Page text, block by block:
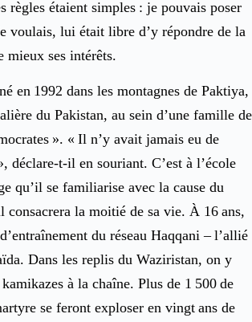
règles étaient simples : je pouvais poser
voulais, lui était libre d’y répondre de la
mieux ses intérêts.
en 1992 dans les montagnes de ­Paktiya,
du Pakistan, au sein d’une famille de
». « Il n’y avait jamais eu de
déclare-t-il en souriant. C’est à l’école
qu’il se familiarise avec la cause du
la moitié de sa vie. À 16 ans,
du réseau Haqqani – l’allié
Dans les replis du Waziristan, on y
à la chaîne. Plus de 1 500 de
se feront exploser en vingt ans de